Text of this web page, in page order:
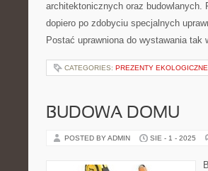
architektonicznych oraz
dopiero po zdobyciu specjalnych
Postać uprawniona do wystawania
CATEGORIES: PREZENTY EKOLOGICZNE
BUDOWA DOMU
POSTED BY ADMIN SIE - 1 - 2025